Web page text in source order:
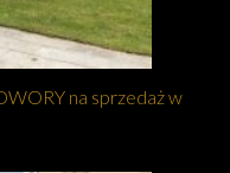
na sprzedaż w